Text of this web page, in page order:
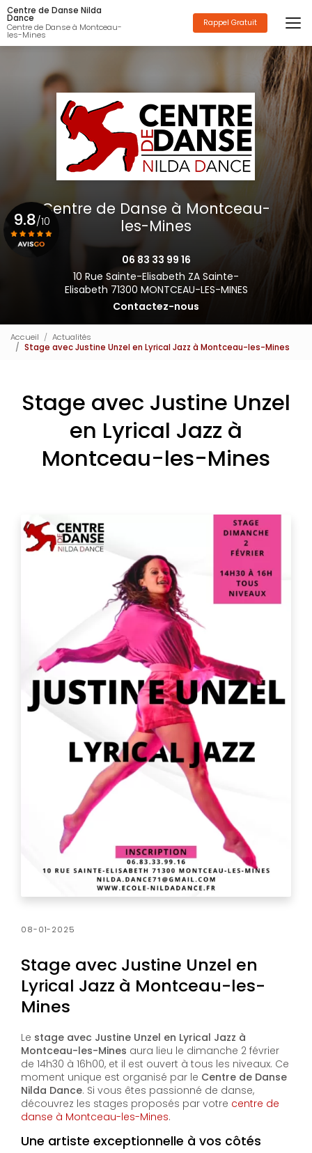
Aller
au
contenu
principal
Centre de Danse Nilda
Dance
Centre de Danse à Montceau-
les-Mines
Rappel Gratuit
Centre de Danse à Montceau-
les-Mines
06 83 33 99 16
10 Rue Sainte-Elisabeth ZA Sainte-
Elisabeth 71300 MONTCEAU-LES-MINES
Contactez-nous
9.8/10
Accueil
Actualités
Stage avec Justine Unzel en Lyrical Jazz à Montceau-les-Mines
Stage avec Justine Unzel
en Lyrical Jazz à
Montceau-les-Mines
08-01-2025
Stage avec Justine Unzel en
Lyrical Jazz à Montceau-les-
Mines
Le stage avec Justine Unzel en Lyrical Jazz à
Montceau-les-Mines aura lieu le dimanche 2 février
de 14h30 à 16h00, et il est ouvert à tous les niveaux. Ce
moment unique est organisé par le Centre de Danse
Nilda Dance. Si vous êtes passionné de danse,
découvrez les stages proposés par votre centre de
danse à Montceau-les-Mines.
Une artiste exceptionnelle à vos côtés